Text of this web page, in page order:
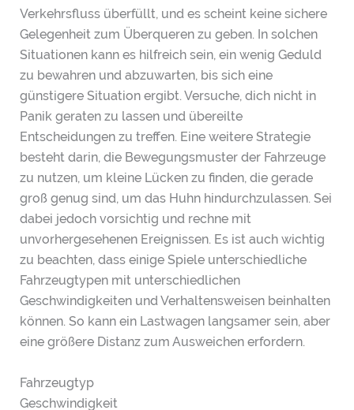
Verkehrsfluss überfüllt, und es scheint keine sichere
Gelegenheit zum Überqueren zu geben. In solchen
Situationen kann es hilfreich sein, ein wenig Geduld
zu bewahren und abzuwarten, bis sich eine
günstigere Situation ergibt. Versuche, dich nicht in
Panik geraten zu lassen und übereilte
Entscheidungen zu treffen. Eine weitere Strategie
besteht darin, die Bewegungsmuster der Fahrzeuge
zu nutzen, um kleine Lücken zu finden, die gerade
groß genug sind, um das Huhn hindurchzulassen. Sei
dabei jedoch vorsichtig und rechne mit
unvorhergesehenen Ereignissen. Es ist auch wichtig
zu beachten, dass einige Spiele unterschiedliche
Fahrzeugtypen mit unterschiedlichen
Geschwindigkeiten und Verhaltensweisen beinhalten
können. So kann ein Lastwagen langsamer sein, aber
eine größere Distanz zum Ausweichen erfordern.
Fahrzeugtyp
Geschwindigkeit